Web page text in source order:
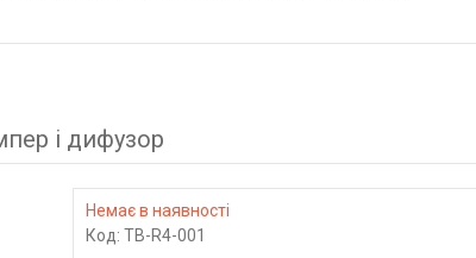
і дифузор
Немає в наявності
Код: TB-R4-001